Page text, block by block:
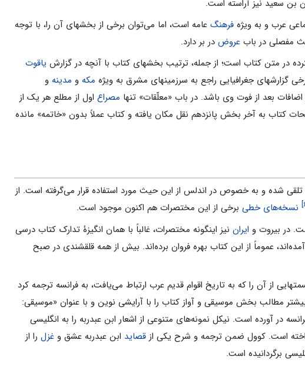
بن سعید نیز آراسته است.
عرب و به ویژه فرهنگ عامه است، اما می‌توان برخی از بخشهای آن را، با توجه
مفصلی در باب عروض در بر دارد.
در متن کتاب است؛ از جمله، ترتیب بخشهای کتاب با آنچه در گزارش یاقوت
گزارشهای جغرافیایی راجع به سرزمینهای مشرق به ویژه مکه و مدینه و
اضافات بعد از فوت وی باشد. در باب «معلّقات» تنها مصراع اول از مطلع هر یک از
کتاب به آخر بخش پانزدهم نقل مکان یافته و کتاب عملاً بدون «خاتمه» مانده
شده و به خصوص در اندلس از این حیث مورد استفاده قرار می‌گرفته است. از
نسخه‌های خطی برخی از این مختصرات هم اکنون موجود است.
در بیروت و ایران نیز اینگونه مختصرات، غالباً با همان انگیزۀ تدارک کتاب درسی
عموماً از این کتاب بهره فروان برده‌اند. بیش از همه قلقشندی در صبح
از آن را که به تاریخ اقوام قدیم عرب ارتباط می‌یافت، به فرانسه ترجمه کرد
از اسلام» در سالهای ۱۸۳۶-۱۸۳۸م. به چاپ رسانید. فارمر بیشتر مطالب بخش موسیقی و آواز کتاب را با آرایشی نوین و با عنوان «موسیقی:
در آورده است. نیکل نمونه‌های متنوعی از اشعار ابن عبدربه را به انگلیسی
است. کوول ضمن ترجمه و شرح یکی از قصاید ابن عبدربه عشق و غزل را از
برگردانیده است.